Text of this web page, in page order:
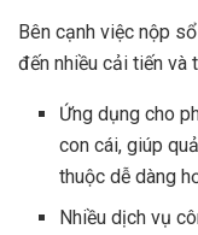
Bên cạnh việc nộp
đến nhiều cải tiến và
Ứng dụng cho
con cái, giúp
thuộc dễ dàng
Nhiều dịch vụ